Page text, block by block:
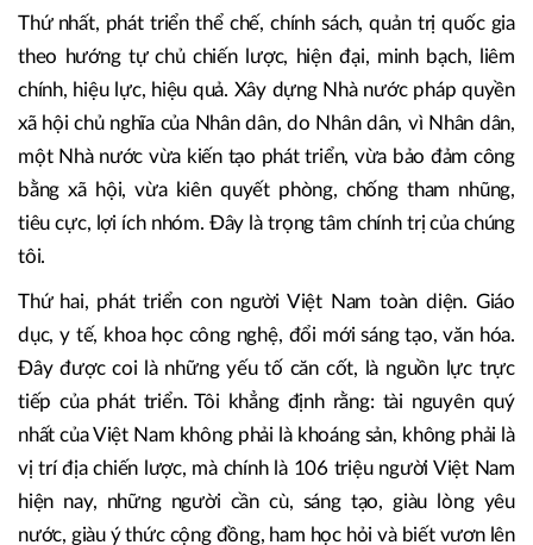
tương lai của thế hệ mai sau không bị đánh đổi để đáp ứng
lợi ích trước mắt của thế hệ hôm nay. Do đó, chúng tôi chủ
trương phát triển dựa trên ba trụ cột gắn bó chặt chẽ với
nhau.
Thứ nhất, phát triển thể chế, chính sách, quản trị quốc gia
theo hướng tự chủ chiến lược, hiện đại, minh bạch, liêm
chính, hiệu lực, hiệu quả. Xây dựng Nhà nước pháp quyền
một Nhà nước vừa kiến tạo phát triển, vừa bảo đảm công
bằng xã hội, vừa kiên quyết phòng, chống tham nhũng,
tiêu cực, lợi ích nhóm. Đây là trọng tâm chính trị của chúng
tôi.
Thứ hai, phát triển con người Việt Nam toàn diện. Giáo
dục, y tế, khoa học công nghệ, đổi mới sáng tạo, văn hóa.
Đây được coi là những yếu tố căn cốt, là nguồn lực trực